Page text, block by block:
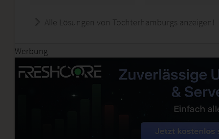
Alle Lösungen von Tochterhamburgs anzeigen!
Werbung